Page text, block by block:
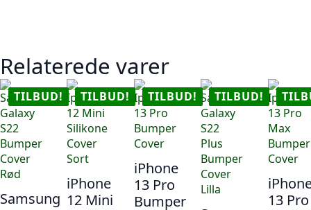
Relaterede varer
TILBUD!
Samsung
TILBUD!
iPhone
12 Mini
TILBUD!
iPhone
13 Pro
Bumper
TILBUD!
13 Pro